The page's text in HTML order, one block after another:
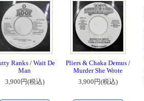
Ranks / Wait De
Man
3,900円(税込)
Pliers & Chaka Demus /
Murder She Wrote
3,900円(税込)